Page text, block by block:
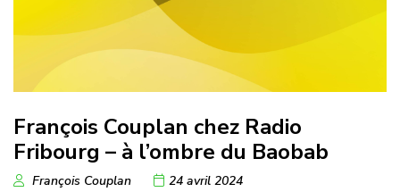
François Couplan chez Radio
Fribourg – à l’ombre du Baobab
François Couplan
24 avril 2024